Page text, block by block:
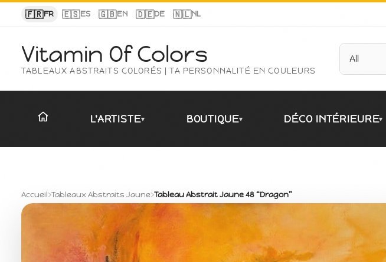
🇫🇷FR 🇪🇸ES 🇬🇧EN 🇩🇪DE 🇳🇱NL
Vitamin Of Colors
TABLEAUX ABSTRAITS COLORÉS | TA PERSONNALITÉ EN COULEURS
L'ARTISTE▾ BOUTIQUE▾ DÉCO INTÉRIEURE▾
Accueil›Tableaux Abstraits Jaune›Tableau Abstrait Jaune 48 “Dragon”
Panneau de gestion des cookies